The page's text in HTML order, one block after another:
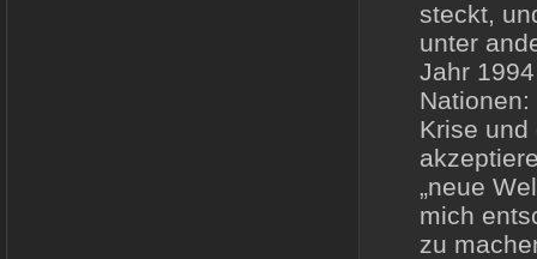
steckt,
unter
Jahr
Krise und
„neue
mich
zu